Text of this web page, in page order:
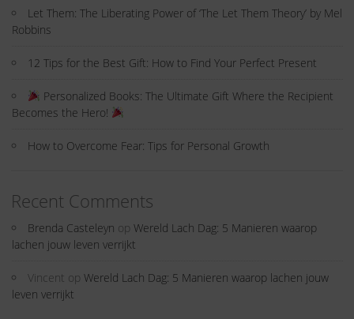
Let Them: The Liberating Power of ‘The Let Them Theory’ by Mel
Robbins
12 Tips for the Best Gift: How to Find Your Perfect Present
Personalized Books: The Ultimate Gift Where the Recipient
Becomes the Hero!
How to Overcome Fear: Tips for Personal Growth
Recent Comments
Brenda Casteleyn op Wereld Lach Dag: 5 Manieren waarop
lachen jouw leven verrijkt
Vincent op Wereld Lach Dag: 5 Manieren waarop lachen jouw
leven verrijkt